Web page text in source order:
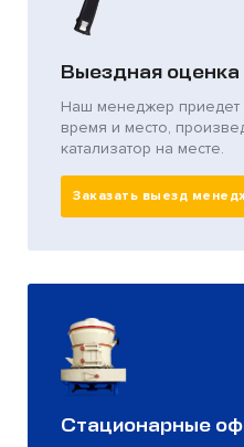
Выездная оценка
Наш менеджер приедет
время и место,
катализатор на месте.
Заказать выезд
Стационарные